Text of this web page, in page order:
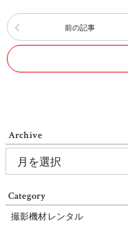
前の記事
Archive
Category
撮影機材レンタル